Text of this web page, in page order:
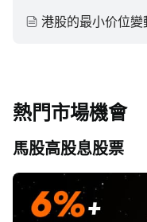
港股的最小价位變
熱門市場機會
馬股高股息股票